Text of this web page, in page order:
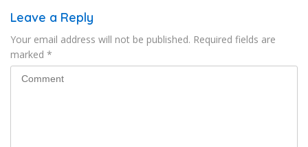
Leave a Reply
Your email address will not be published. Required fields are
marked *